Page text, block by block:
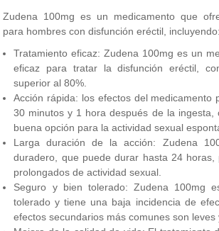
Zudena 100mg es un medicamento que
para hombres con disfunción eréctil, incluyendo:
Tratamiento eficaz: Zudena 100mg es un
eficaz para tratar la disfunción eréctil,
superior al 80%.
Acción rápida: los efectos del medicamento
30 minutos y 1 hora después de la ingesta,
buena opción para la actividad sexual
Larga duración de la acción: Zudena
duradero, que puede durar hasta 24 horas,
prolongados de actividad sexual.
Seguro y bien tolerado: Zudena 100mg
tolerado y tiene una baja incidencia de
efectos secundarios más comunes son leves